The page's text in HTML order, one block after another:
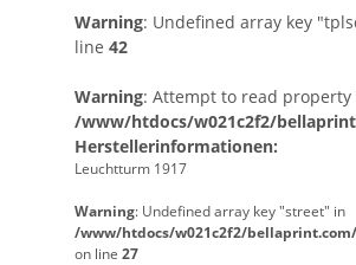
Warning: Undefined array key
line 42
Warning: Attempt to read
/www/htdocs/w021c2f2/
Herstellerinformationen:
Leuchtturm 1917
Warning: Undefined array key "street" in
/www/htdocs/w021c2f2/bellaprint.com/
on line 27